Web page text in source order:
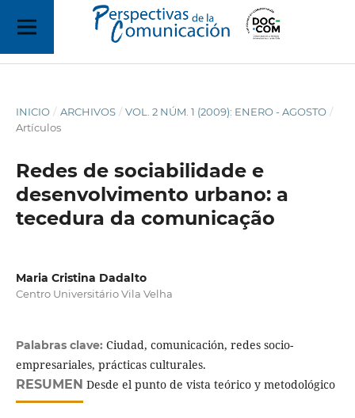
INICIO / ARCHIVOS / VOL. 2 NÚM. 1 (2009): ENERO - AGOSTO /
Artículos
Redes de sociabilidade e
desenvolvimento urbano: a
tecedura da comunicação
Maria Cristina Dadalto
Centro Universitário Vila Velha
Palabras clave: Ciudad, comunicación, redes socio-
empresariales, prácticas culturales.
RESUMEN Desde el punto de vista teórico y metodológico